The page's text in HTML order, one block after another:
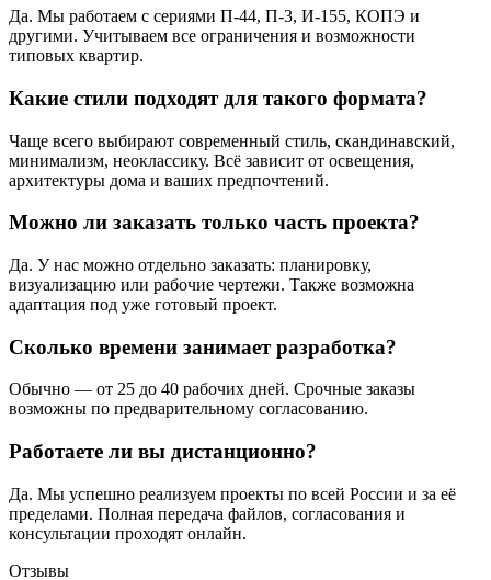
Да. Мы работаем с сериями П-44, П-3, И-155, КОПЭ и
другими. Учитываем все ограничения и возможности
типовых квартир.
Какие стили подходят для такого формата?
Чаще всего выбирают современный стиль, скандинавский,
минимализм, неоклассику. Всё зависит от освещения,
архитектуры дома и ваших предпочтений.
Можно ли заказать только часть проекта?
Да. У нас можно отдельно заказать: планировку,
визуализацию или рабочие чертежи. Также возможна
адаптация под уже готовый проект.
Сколько времени занимает разработка?
Обычно — от 25 до 40 рабочих дней. Срочные заказы
возможны по предварительному согласованию.
Работаете ли вы дистанционно?
Да. Мы успешно реализуем проекты по всей России и за её
пределами. Полная передача файлов, согласования и
консультации проходят онлайн.
Отзывы